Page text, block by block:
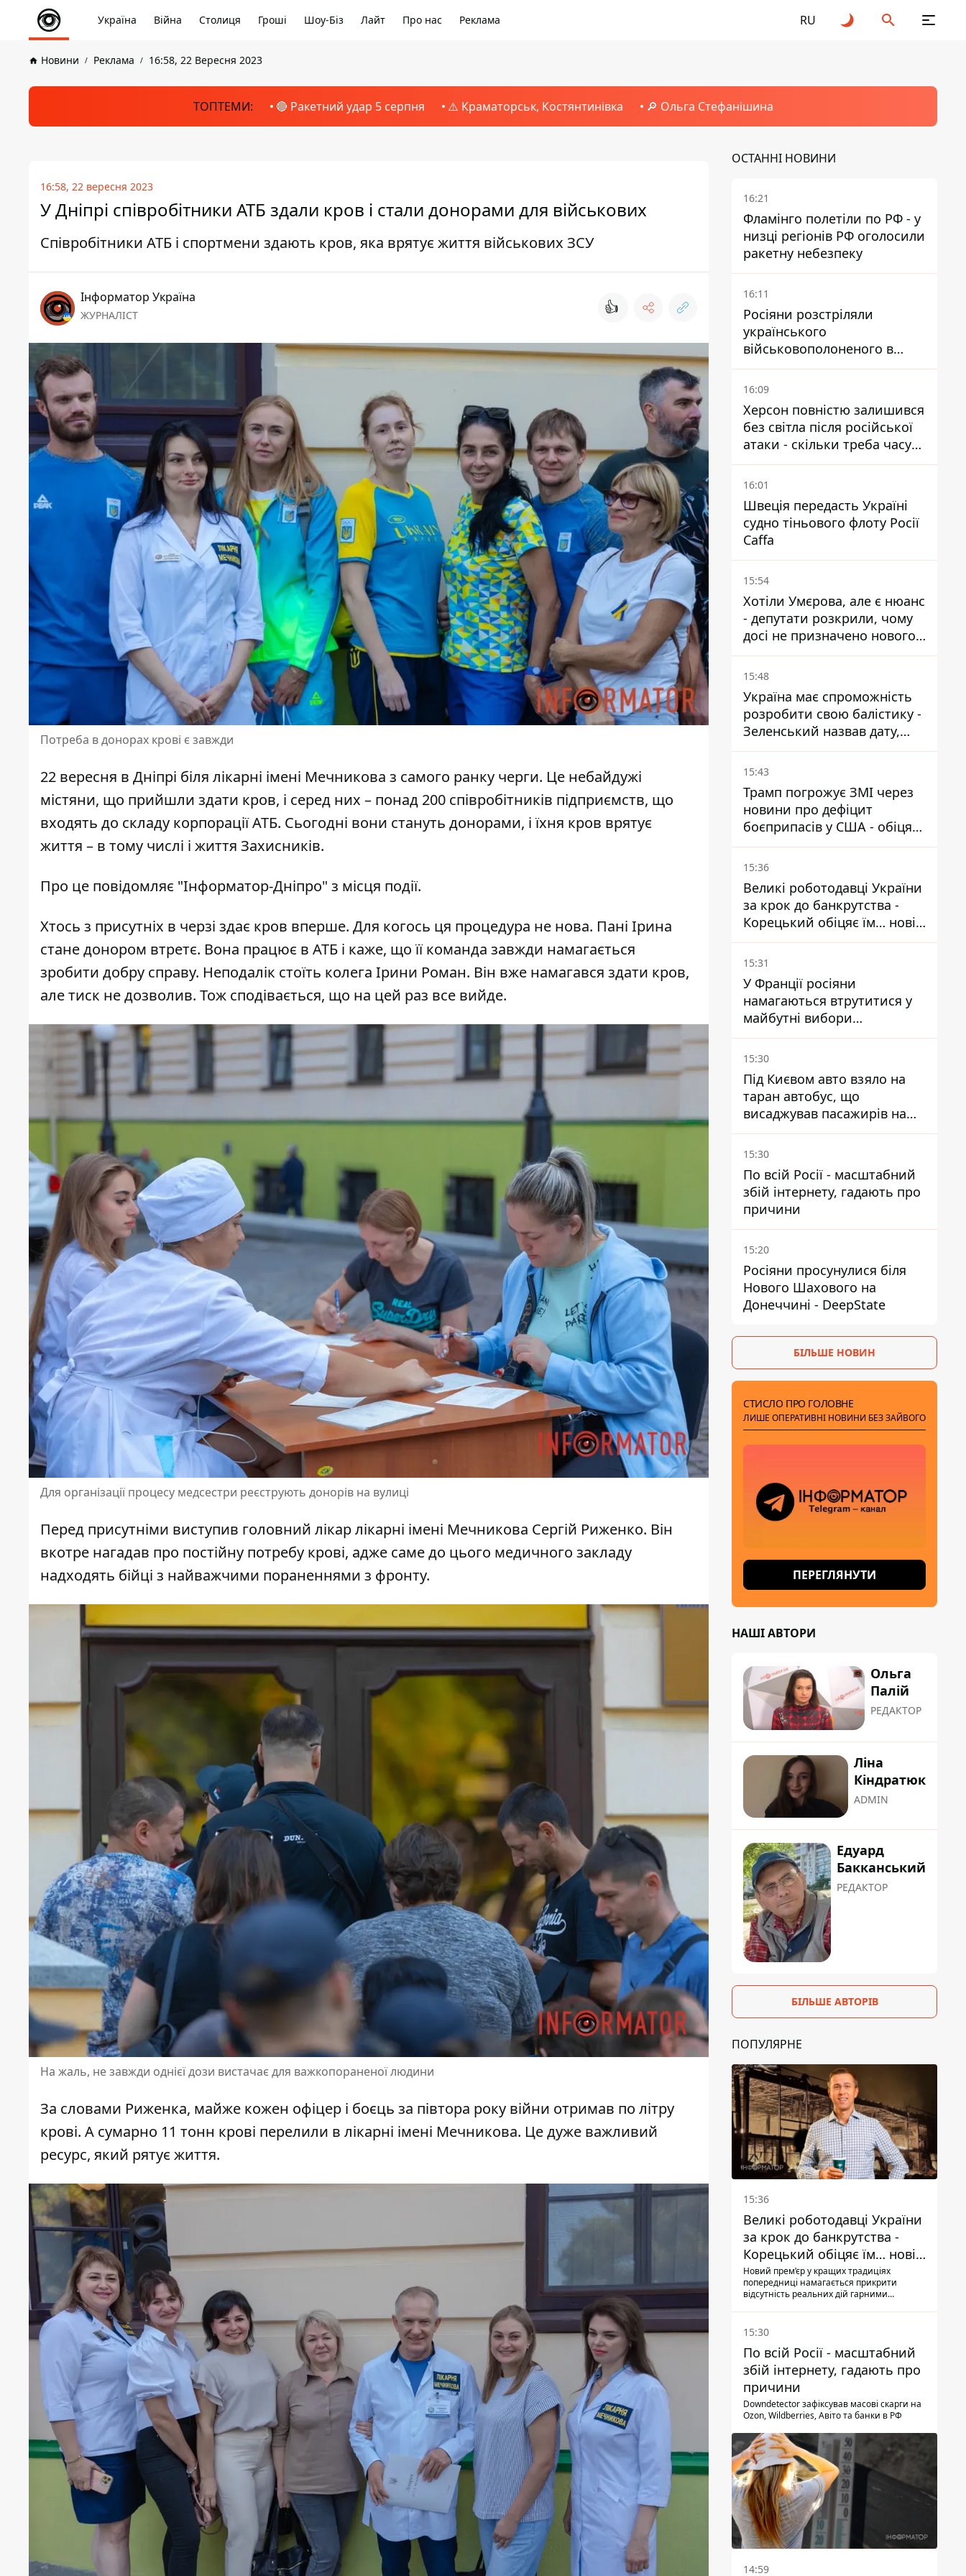
Україна Війна Столиця Гроші Шоу-Біз Лайт Про нас Реклама RU
Новини Реклама 16:58, 22 Вересня 2023
ТОПТЕМИ: 🔴 Ракетний удар 5 серпня ⚠️ Краматорськ, Костянтинівка 🔎 Ольга Стефанішина
16:58, 22 вересня 2023
У Дніпрі співробітники АТБ здали кров і стали донорами для військових
Співробітники АТБ і спортмени здають кров, яка врятує життя військових ЗСУ
Інформатор Україна
ЖУРНАЛІСТ 👍
Потреба в донорах крові є завжди
22 вересня в Дніпрі біля лікарні імені Мечникова з самого ранку черги. Це небайдужі
містяни, що прийшли здати кров, і серед них – понад 200 співробітників підприємств, що
входять до складу корпорації АТБ. Сьогодні вони стануть донорами, і їхня кров врятує
життя – в тому числі і життя Захисників.
Про це повідомляє "Інформатор-Дніпро" з місця події.
Хтось з присутніх в черзі здає кров вперше. Для когось ця процедура не нова. Пані Ірина
стане донором втретє. Вона працює в АТБ і каже, що її команда завжди намагається
зробити добру справу. Неподалік стоїть колега Ірини Роман. Він вже намагався здати кров,
але тиск не дозволив. Тож сподівається, що на цей раз все вийде.
Для організації процесу медсестри реєструють донорів на вулиці
Перед присутніми виступив головний лікар лікарні імені Мечникова Сергій Риженко. Він
вкотре нагадав про постійну потребу крові, адже саме до цього медичного закладу
надходять бійці з найважчими пораненнями з фронту.
На жаль, не завжди однієї дози вистачає для важкопораненої людини
За словами Риженка, майже кожен офіцер і боєць за півтора року війни отримав по літру
крові. А сумарно 11 тонн крові перелили в лікарні імені Мечникова. Це дуже важливий
ресурс, який рятує життя.
ОСТАННІ НОВИНИ
16:21
Фламінго полетіли по РФ - у
низці регіонів РФ оголосили
ракетну небезпеку
16:11
Росіяни розстріляли
українського
військовополоненого в
районі Мирного на
Донеччині
16:09
Херсон повністю залишився
без світла після російської
атаки - скільки треба часу
на відновлення
16:01
Швеція передасть Україні
судно тіньового флоту Росії
Caffa
15:54
Хотіли Умєрова, але є нюанс
- депутати розкрили, чому
досі не призначено нового
посла у США
15:48
Україна має спроможність
розробити свою балістику -
Зеленський назвав дату,
коли вона з'явиться
15:43
Трамп погрожує ЗМІ через
новини про дефіцит
боєприпасів у США - обіцяє
знайти і ув’язнити всіх
15:36
Великі роботодавці України
за крок до банкрутства -
Корецький обіцяє їм… нові
склади
15:31
У Франції росіяни
намагаються втрутитися у
майбутні вибори
президента завдяки ботам
15:30
Під Києвом авто взяло на
таран автобус, що
висаджував пасажирів на
зупинці - пасажирка в
лікарні
15:30
По всій Росії - масштабний
збій інтернету, гадають про
причини
15:20
Росіяни просунулися біля
Нового Шахового на
Донеччині - DeepState
БІЛЬШЕ НОВИН
СТИСЛО ПРО ГОЛОВНЕ
ЛИШЕ ОПЕРАТИВНІ НОВИНИ БЕЗ ЗАЙВОГО
ПЕРЕГЛЯНУТИ
НАШІ АВТОРИ
Ольга
Палій
РЕДАКТОР
Ліна
Кіндратюк
ADMIN
Едуард
Бакканський
РЕДАКТОР
БІЛЬШЕ АВТОРІВ
ПОПУЛЯРНЕ
15:36
Великі роботодавці України
за крок до банкрутства -
Корецький обіцяє їм… нові
склади
Новий прем’єр у кращих традиціях
попередниці намагається прикрити
відсутність реальних дій гарними
15:30
По всій Росії - масштабний
збій інтернету, гадають про
причини
Downdetector зафіксував масові скарги на
Ozon, Wildberries, Авіто та банки в РФ
14:59